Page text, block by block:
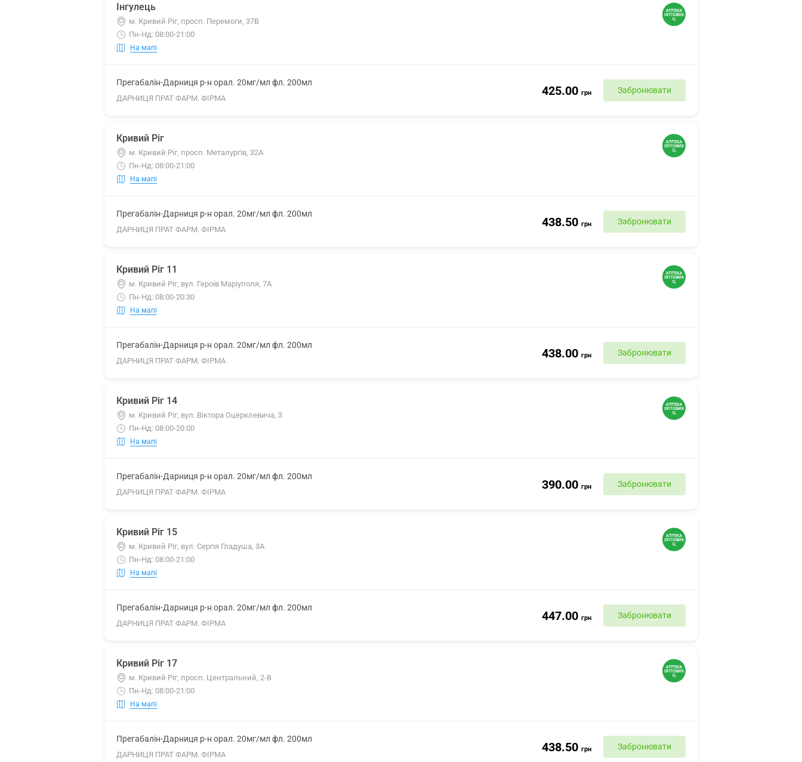
Інгулець
м. Кривий Ріг, просп. Перемоги, 37В
Пн-Нд: 08:00-21:00
На мапі
Прегабалін-Дарниця р-н орал. 20мг/мл фл. 200мл
ДАРНИЦЯ ПРАТ ФАРМ. ФІРМА
425.00 грн Забронювати
Кривий Ріг
м. Кривий Ріг, просп. Металургів, 32А
Пн-Нд: 08:00-21:00
На мапі
Прегабалін-Дарниця р-н орал. 20мг/мл фл. 200мл
ДАРНИЦЯ ПРАТ ФАРМ. ФІРМА
438.50 грн Забронювати
Кривий Ріг 11
м. Кривий Ріг, вул. Героїв Маріуполя, 7А
Пн-Нд: 08:00-20:30
На мапі
Прегабалін-Дарниця р-н орал. 20мг/мл фл. 200мл
ДАРНИЦЯ ПРАТ ФАРМ. ФІРМА
438.00 грн Забронювати
Кривий Ріг 14
м. Кривий Ріг, вул. Віктора Оцерклевича, 3
Пн-Нд: 08:00-20:00
На мапі
Прегабалін-Дарниця р-н орал. 20мг/мл фл. 200мл
ДАРНИЦЯ ПРАТ ФАРМ. ФІРМА
390.00 грн Забронювати
Кривий Ріг 15
м. Кривий Ріг, вул. Сергія Гладуша, 3А
Пн-Нд: 08:00-21:00
На мапі
Прегабалін-Дарниця р-н орал. 20мг/мл фл. 200мл
ДАРНИЦЯ ПРАТ ФАРМ. ФІРМА
447.00 грн Забронювати
Кривий Ріг 17
м. Кривий Ріг, просп. Центральний, 2-В
Пн-Нд: 08:00-21:00
На мапі
Прегабалін-Дарниця р-н орал. 20мг/мл фл. 200мл
ДАРНИЦЯ ПРАТ ФАРМ. ФІРМА
438.50 грн Забронювати